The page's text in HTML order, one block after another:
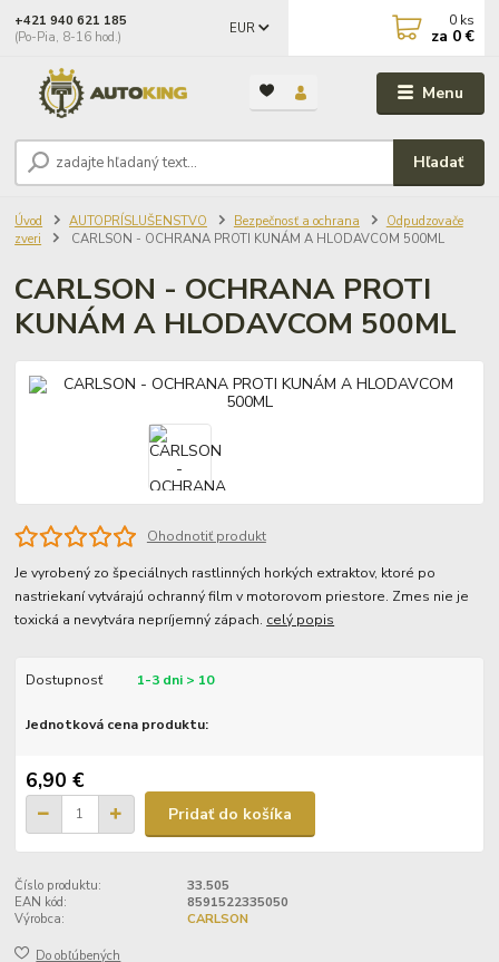
Menu
EUR
Hľadať
+421 940 621 185
(Po-Pia, 8-16 hod.)
0 ks
za 0 €
Úvod AUTOPRÍSLUŠENSTVO Bezpečnosť a ochrana
Odpudzovače
zveri
CARLSON - OCHRANA PROTI KUNÁM A HLODAVCOM 500ML
CARLSON - OCHRANA PROTI
KUNÁM A HLODAVCOM 500ML
Ohodnotiť produkt
Je vyrobený zo špeciálnych rastlinných horkých extraktov, ktoré po
nastriekaní vytvárajú ochranný film v motorovom priestore. Zmes nie je
toxická a nevytvára nepríjemný zápach. celý popis
Dostupnosť 1-3 dni > 10
Jednotková cena produktu:
6,90 €
Pridať do košíka
Číslo produktu:
33.505
EAN kód:
8591522335050
Výrobca:
CARLSON
Do obľúbených